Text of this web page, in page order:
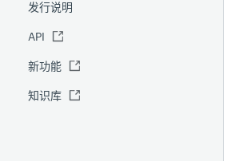
Fluentd
FQDN 报表
全球基准报表
安全报表
Site24x7 顾问
MCP Server
IT 自动化
发行说明
API
新功能
知识库